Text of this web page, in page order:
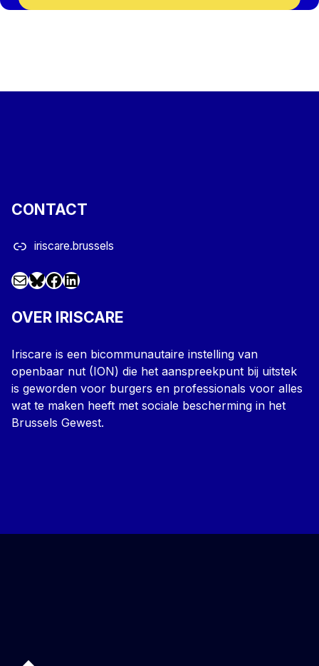
CONTACT
iriscare.brussels
Mail
@iriscare.bsky.social Facebook LinkedIn
OVER IRISCARE
Iriscare is een bicommunautaire instelling van
openbaar nut (ION) die het aanspreekpunt bij uitstek
is geworden voor burgers en professionals voor alles
wat te maken heeft met sociale bescherming in het
Brussels Gewest.